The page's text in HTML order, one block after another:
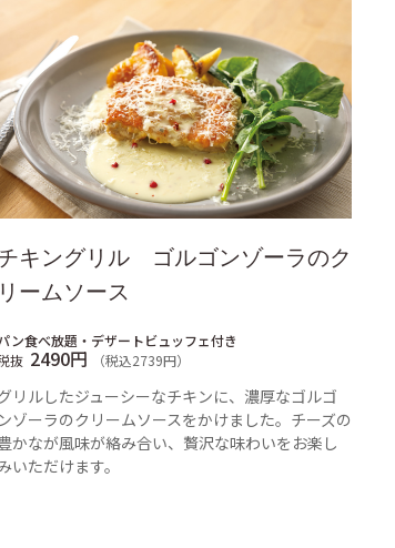
キングリル ゴルゴンゾーラのク
リームソース
ン食べ放題・デザートビュッフェ付き
抜 2490円 （税込2739円）
リルしたジューシーなチキンに、濃厚なゴルゴ
ンゾーラのクリームソースをかけました。チーズの
かなが風味が絡み合い、贅沢な味わいをお楽し
いただけます。